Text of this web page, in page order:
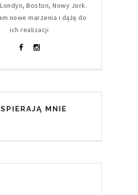
Boston, Nowy Jork.
nowe marzenia i dążę do
ich realizacji
MNIE